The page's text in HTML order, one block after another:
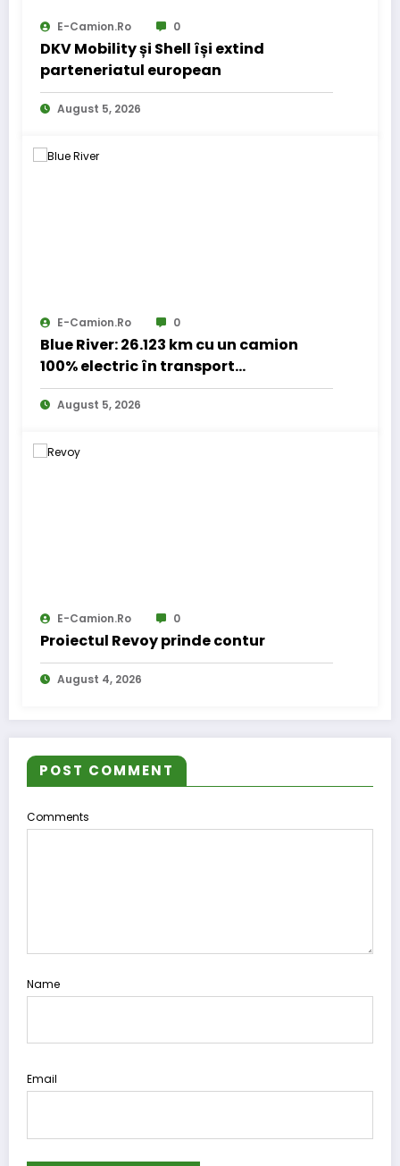
E-Camion.ro 0
DKV Mobility și Shell își extind
parteneriatul european
August 5, 2026
E-Camion.ro 0
Blue River: 26.123 km cu un camion
100% electric în transport
internațional
August 5, 2026
E-Camion.ro 0
Proiectul Revoy prinde contur
August 4, 2026
POST COMMENT
Comments
Name
Email